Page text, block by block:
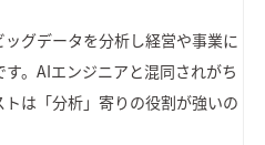
グデータを分析し経営や事業に
。AIエンジニアと混同されがち
は「分析」寄りの役割が強いの